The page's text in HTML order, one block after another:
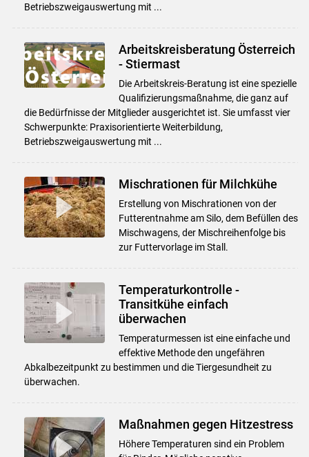
Betriebszweigauswertung mit ...
Arbeitskreisberatung Österreich
- Stiermast
Die Arbeitskreis-Beratung ist eine spezielle
Qualifizierungsmaßnahme, die ganz auf
die Bedürfnisse der Mitglieder ausgerichtet ist. Sie umfasst vier
Schwerpunkte: Praxisorientierte Weiterbildung,
Betriebszweigauswertung mit ...
Mischrationen für Milchkühe
Erstellung von Mischrationen von der
Futterentnahme am Silo, dem Befüllen des
Mischwagens, der Mischreihenfolge bis
zur Futtervorlage im Stall.
Temperaturkontrolle -
Transitkühe einfach
überwachen
Temperaturmessen ist eine einfache und
effektive Methode den ungefähren
Abkalbezeitpunkt zu bestimmen und die Tiergesundheit zu
überwachen.
Maßnahmen gegen Hitzestress
Höhere Temperaturen sind ein Problem